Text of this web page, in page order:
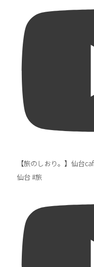
【旅のしおり。】仙台
仙台 #旅